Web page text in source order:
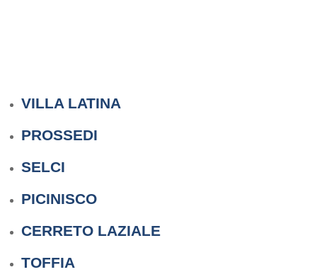
VILLA LATINA
PROSSEDI
SELCI
PICINISCO
CERRETO LAZIALE
TOFFIA